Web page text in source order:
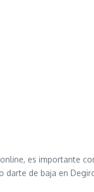
es importante
darte de baja en